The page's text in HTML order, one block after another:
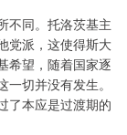
不同。托洛茨基主
党派，这使得斯大
希望，随着国家逐
切并没有发生。
了本应是过渡期的